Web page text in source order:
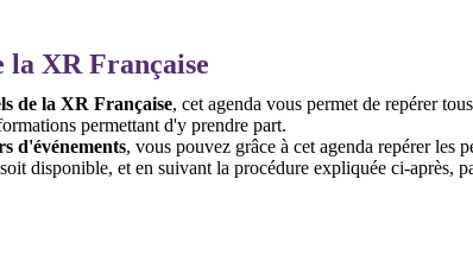
la XR Française
de la XR Française, cet agenda vous permet de repérer
permettant d'y prendre part.
d'événements, vous pouvez grâce à cet agenda repérer les
disponible, et en suivant la procédure expliquée ci-après,